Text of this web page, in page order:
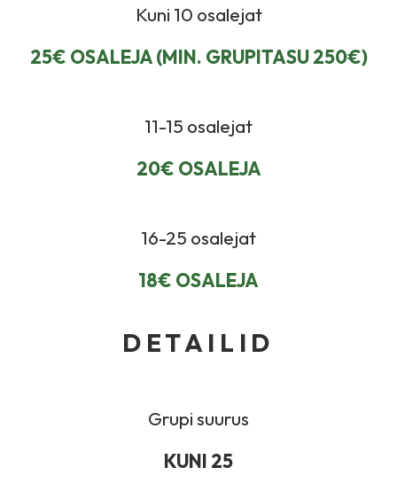
Kuni 10 osalejat
25€ OSALEJA (MIN. GRUPITASU 250€)
11-15 osalejat
20€ OSALEJA
16-25 osalejat
18€ OSALEJA
DETAILID
Grupi suurus
KUNI 25